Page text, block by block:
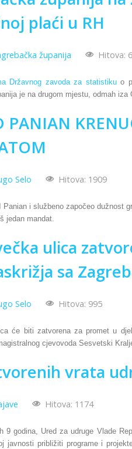
plaći u RH
županija Hitova:
Državnog zavoda za statistikuo
je na drugom mjestu, odmah iza
PANIAN
Selo Hitova: 1909
Panian i službeno započeo dužnost
jedan mandat.
ulica
sa
Selo Hitova: 995
će biti zatvorena za promet u
cjevovoda Sesvetski
vrata
Hitova: 1174
9 godina, Ured za udruge Vlade
javnosti približiti programe i